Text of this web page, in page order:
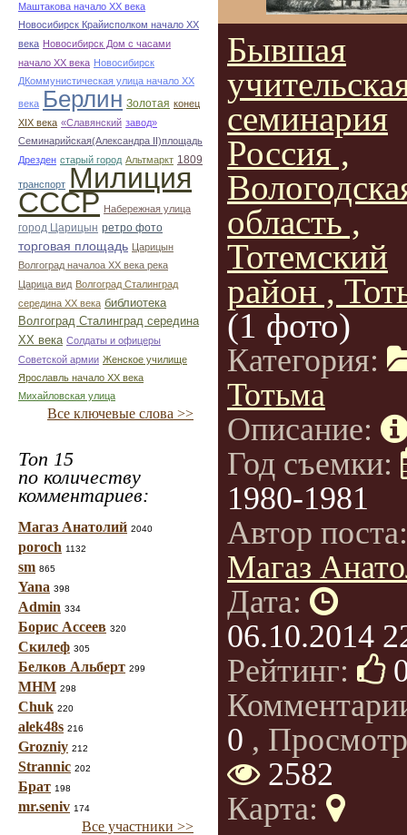
Маштакова начало ХХ века
Новосибирск Крайисполком начало ХХ
века Новосибирск Дом с часами
начало ХХ века Новосибирск
ДКоммунистическая улица начало ХХ
века Берлин Золотая конец
ХІХ века «Славянский завод»
Семинарийская(Александра II)площадь
Дрезден старый город Альтмаркт 1809
транспорт Милиция
СССР Набережная улица
город Царицын ретро фото
торговая площадь Царицын
Волгоград началоа ХХ века река
Царица вид Волгоград Сталинград
середина ХХ века библиотека
Волгоград Сталинград середина
ХХ века Солдаты и офицеры
Советской армии Женское училище
Ярославль начало ХХ века
Михайловская улица
Все ключевые слова >>
Топ 15
по количеству
комментариев:
Магаз Анатолий 2040
poroch 1132
sm 865
Yana 398
Admin 334
Борис Ассеев 320
Скилеф 305
Белков Альберт 299
МНМ 298
Chuk 220
alek48s 216
Grozniy 212
Strannic 202
Брат 198
mr.seniv 174
Все участники >>
Бывшая
семинария
Россия ,
область ,
Тотемский
район ,
(1 фото)
Категория:
Тотьма
Описание:
Год съемки:
1980-1981
Автор
Магаз
Дата:
06.10.2014
Рейтинг:
0 ,
2582
Карта: